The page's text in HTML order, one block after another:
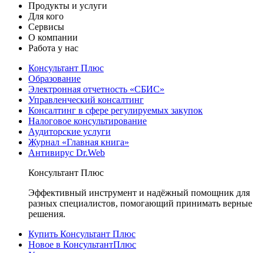
Продукты и услуги
Для кого
Сервисы
О компании
Работа у нас
Консультант Плюс
Образование
Электронная отчетность «СБИС»
Управленческий консалтинг
Консалтинг в сфере регулируемых закупок
Налоговое консультирование
Аудиторские услуги
Журнал «Главная книга»
Антивирус Dr.Web
Консультант Плюс
Эффективный инструмент и надёжный помощник для
разных специалистов, помогающий принимать верные
решения.
Купить Консультант Плюс
Новое в КонсультантПлюс